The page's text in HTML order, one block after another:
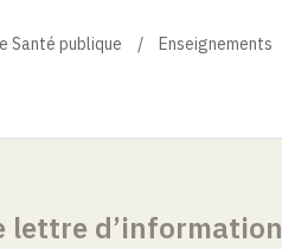
Santé publique
Enseignements
lettre d’information